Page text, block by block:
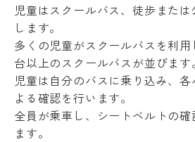
児童はスクールバス、徒歩また
します。
多くの児童がスクールバスを利用
台以上のスクールバスが並びます。
児童は自分のバスに乗り込み、
よる確認を行います。
全員が乗車し、シートベルトの
ます。